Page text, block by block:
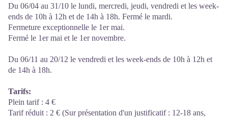
Du 06/04 au 31/10 le lundi, mercredi, jeudi, vendredi et les week-
ends de 10h à 12h et de 14h à 18h. Fermé le mardi.
Fermeture exceptionnelle le 1er mai.
Fermé le 1er mai et le 1er novembre.
Du 06/11 au 20/12 le vendredi et les week-ends de 10h à 12h et
de 14h à 18h.
Tarifs:
Plein tarif : 4 €
Tarif réduit : 2 € (Sur présentation d'un justificatif : 12-18 ans,